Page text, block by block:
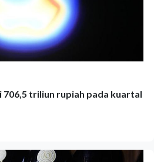
706,5 triliun rupiah pada kuartal